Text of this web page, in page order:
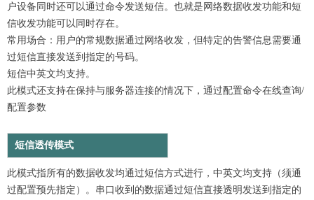
户设备同时还可以通过命令发送短信。也就是网络数据收发功能和短
信收发功能可以同时存在。
常用场合：用户的常规数据通过网络收发，但特定的告警信息需要通
过短信直接发送到指定的号码。
短信中英文均支持。
此模式还支持在保持与服务器连接的情况下，通过配置命令在线查询/
配置参数
短信透传模式
此模式指所有的数据收发均通过短信方式进行，中英文均支持（须通
过配置预先指定）。串口收到的数据通过短信直接透明发送到指定的